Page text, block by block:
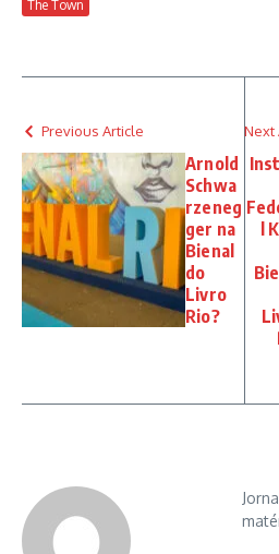
The Town
Previous Article
Arnold
Schwa
rzeneg
ger na
Bienal
do
Livro
Rio?
Next
l